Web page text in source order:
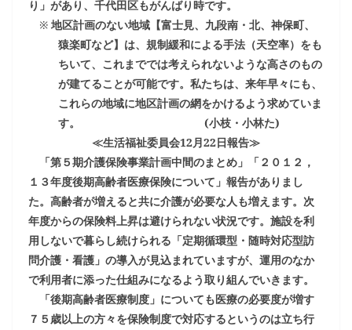
り」があり、千代田区もがんばり時です。
※ 地区計画のない地域【富士見、九段南・北、神保町、
猿楽町など】は、規制緩和による手法（天空率）をも
ちいて、これまででは考えられないような高さのもの
が建てることが可能です。私たちは、来年早々にも、
これらの地域に地区計画の網をかけるよう求めていま
す。(小枝・小林た)
≪生活福祉委員会12月22日報告≫
「第５期介護保険事業計画中間のまとめ」「２０１２，
１３年度後期高齢者医療保険について」報告がありまし
た。高齢者が増えると共に介護が必要な人も増えます。次
年度からの保険料上昇は避けられない状況です。施設を利
用しないで暮らし続けられる「定期循環型・随時対応型訪
問介護・看護」の導入が見込まれていますが、運用のなか
で利用者に添った仕組みになるよう取り組んでいきます。
「後期高齢者医療制度」についても医療の必要度が増す
７５歳以上の方々を保険制度で対応するというのは立ち行